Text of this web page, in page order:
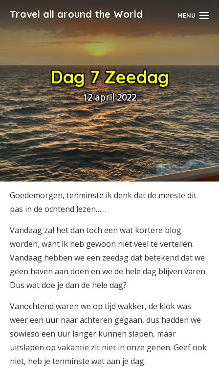
Travel all around the World MENU
Dag 7 Zeedag
12 april 2022
Goedemorgen, tenminste ik denk dat de meeste dit
pas in de ochtend lezen……
Vandaag zal het dan toch een wat kortere blog
worden, want ik heb gewoon niet veel te vertellen.
Vandaag hebben we een zeedag dat betekend dat we
geen haven aan doen en we de hele dag blijven varen.
Dus wat doe je dan de hele dag?
Vanochtend waren we op tijd wakker, de klok was
weer een uur naar achteren gegaan, dus hadden we
sowieso een uur langer kunnen slapen, maar
uitslapen op vakantie zit niet in onze genen. Geef ook
niet, heb je tenminste wat aan je dag.